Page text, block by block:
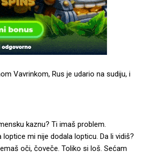
Vavrinkom, Rus je udario na sudiju, i
kaznu? Ti imaš problem.
loptice mi nije dodala lopticu. Da li vidiš?
oči, čoveče. Toliko si loš. Sećam